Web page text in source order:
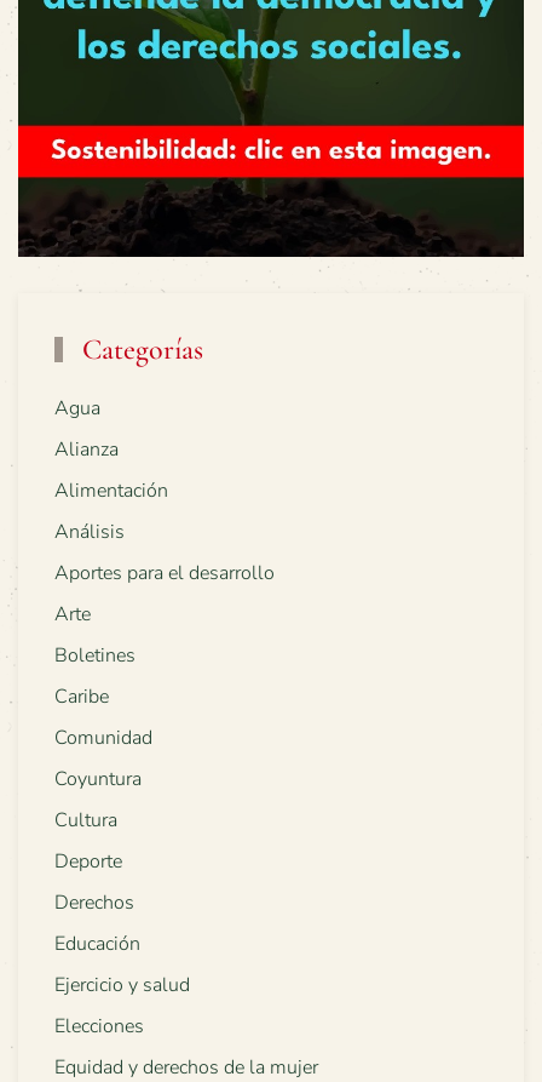
Categorías
Agua
Alianza
Alimentación
Análisis
Aportes para el desarrollo
Arte
Boletines
Caribe
Comunidad
Coyuntura
Cultura
Deporte
Derechos
Educación
Ejercicio y salud
Elecciones
Equidad y derechos de la mujer